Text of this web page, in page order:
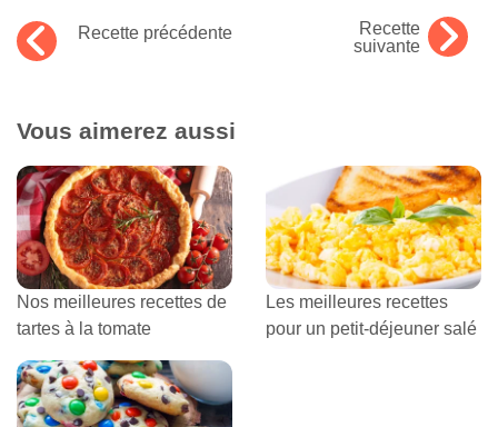
Recette précédente
Recette
suivante
Vous aimerez aussi
Nos meilleures recettes de
tartes à la tomate
Les meilleures recettes
pour un petit-déjeuner salé